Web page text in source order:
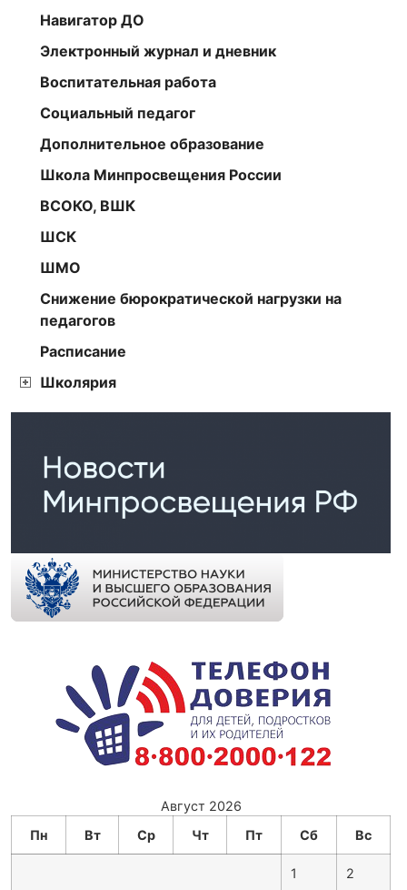
Навигатор ДО
Электронный журнал и дневник
Воспитательная работа
Социальный педагог
Дополнительное образование
Школа Минпросвещения России
ВСОКО, ВШК
ШСК
ШМО
Снижение бюрократической нагрузки на
педагогов
Расписание
Школярия
Август 2026
Пн
Вт Ср Чт Пт Сб Вс
1 2